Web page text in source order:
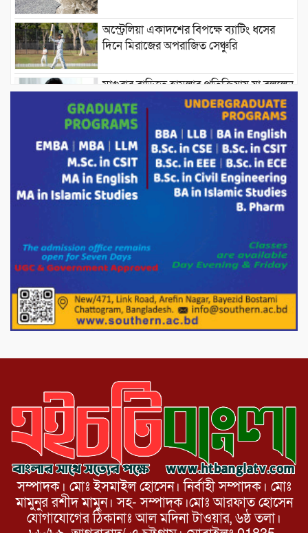
অস্ট্রেলিয়া একাদশের বিপক্ষে ব্যাটিং ধসের
দিনে মিরাজের অপরাজিত সেঞ্চুরি
মাগুরার বাড়িতে হামলার প্রতিক্রিয়ায় যা বললেন
সাকিব।
দেশীয় পাঁচ প্রজাতির ছোট মাছে উদ্বেগজনক
মাত্রায় মাইক্রোপ্লাস্টিকের উপস্থিতি শনাক্ত ।
সরকারকে ব্যর্থ করতে দেশের বিরুদ্ধে একটি
দল চক্রান্ত চালিয়ে যাচ্ছে : রিজভী
দেশের বাজারে ভরিতে ১০ হাজার টাকা সোনার
দাম বাড়ানোর ঘোষণা।
ভারপ্রাপ্ত রাষ্ট্রপতি হাফিজ উদ্দিন আহমদের
সাথে এইচটি বাংলা অনলাইন পোর্টাল ও আইপি
সম্পাদক। মোঃ ইসমাইল হোসেন। নির্বাহী সম্পাদক। মোঃ
মামুনুর রশীদ মামুন। সহ- সম্পাদক।মোঃ আরফাত হোসেন
যোগাযোগের ঠিকানাঃ আল মদিনা টাওয়ার, ৬ষ্ঠ তলা।